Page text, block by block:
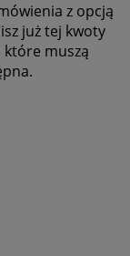
z opcją
już tej kwoty
które muszą